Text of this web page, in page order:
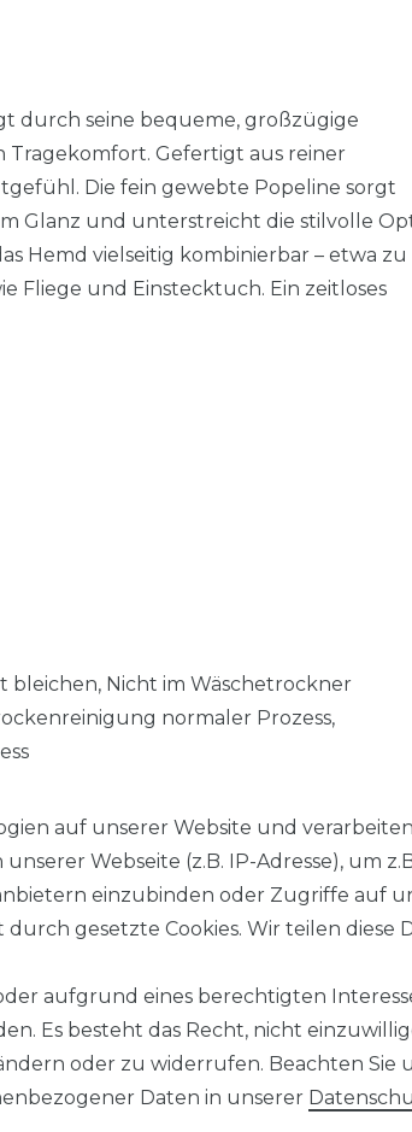
durch seine bequeme, großzügige
Gefertigt aus reiner
Die fein gewebte Popeline sorgt
Glanz und unterstreicht die stilvolle
Hemd vielseitig kombinierbar – etwa zu
Fliege und Einstecktuch. Ein zeitloses
bleichen, Nicht im Wäschetrockner
normaler Prozess,
AGB Barrierefreiheitserklärung
auf unserer Website und verarbeiten
Webseite (z.B. IP-Adresse), um
einzubinden oder Zugriffe auf
gesetzte Cookies. Wir teilen diese
aufgrund eines berechtigten
Es besteht das Recht, nicht
oder zu widerrufen. Beachten Sie
Daten in unserer